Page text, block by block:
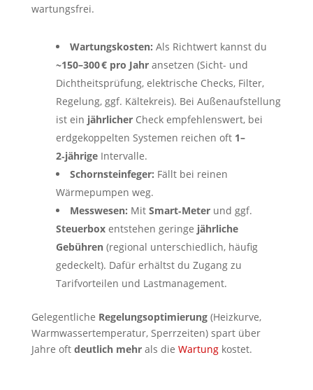
wartungsfrei.
Wartungskosten: Als Richtwert kannst du
~150–300 € pro Jahransetzen (Sicht- und
Dichtheitsprüfung, elektrische Checks, Filter,
Regelung, ggf. Kältekreis). Bei Außenaufstellung
ist ein jährlicherCheck empfehlenswert, bei
erdgekoppelten Systemen reichen oft 1–
2‑jährigeIntervalle.
Schornsteinfeger: Fällt bei reinen
Wärmepumpen weg.
Messwesen: Mit Smart‑Meterund ggf.
Steuerboxentstehen geringe jährliche
Gebühren(regional unterschiedlich, häufig
gedeckelt). Dafür erhältst du Zugang zu
Tarifvorteilen und Lastmanagement.
Gelegentliche Regelungsoptimierung(Heizkurve,
Warmwassertemperatur, Sperrzeiten) spart über
Jahre oft deutlich mehrals die Wartungkostet.